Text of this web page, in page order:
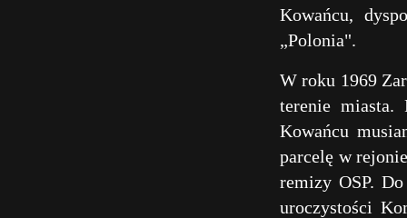
Kowańcu,
„Polonia".
W roku 1969
terenie miasta.
Kowańcu
parcelę w
remizy OSP.
uroczystości